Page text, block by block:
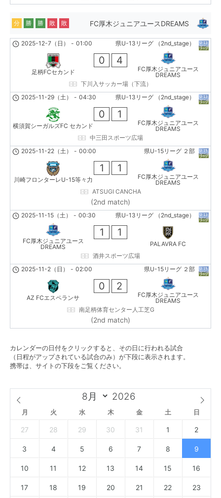
FC厚木ジュニアユースDREAMS
分 勝 勝 敗 敗
県U-13リーグ （2nd_stage）
2025-12-7（日） - 01:00
足柄FCセカンド
0 4
FC厚木ジュニアユース
DREAMS
下川入サッカー場（下流）
県U-13リーグ （2nd_stage）
2025-11-29（土） - 04:30
横須賀シーガルズFC セカンド
0 1
FC厚木ジュニアユース
DREAMS
中三田スポーツ広場
県U-15リーグ ２部
2025-11-22（土） - 00:00
川崎フロンターレU-15等々力
1 1
FC厚木ジュニアユース
DREAMS
ATSUGI CANCHA
(2nd match)
県U-13リーグ （2nd_stage）
2025-11-15（土） - 00:30
FC厚木ジュニアユース
DREAMS
1 1
PALAVRA FC
酒井スポーツ広場
県U-15リーグ ２部
2025-11-2（日） - 02:00
AZ FCエスペランサ
0 2
FC厚木ジュニアユース
DREAMS
南足柄体育センター人工芝G
(2nd match)
カレンダーの日付をクリックすると、その日に行われる試合
（日程がアップされている試合のみ）が下段に表示されます。
携帯は、サイトの下段をご覧ください。
月 火 水 木 金 土 日
27 28 29 30 31 1 2
3 4 5 6 7 8 9
10 11 12 13 14 15 16
17 18 19 20 21 22 23